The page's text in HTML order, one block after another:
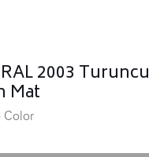
2003 Turuncu
Mat
Color